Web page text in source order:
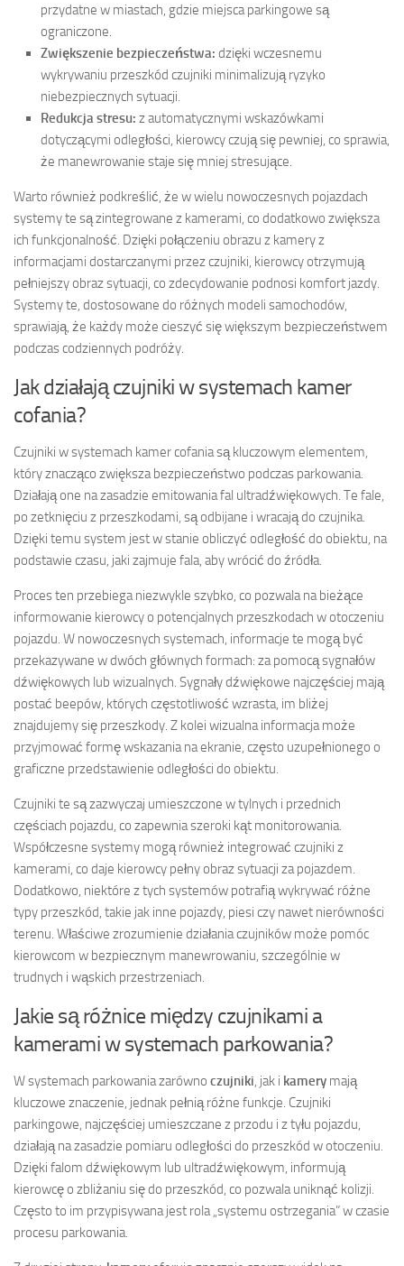
przydatne w miastach, gdzie miejsca parkingowe są
ograniczone.
Zwiększenie bezpieczeństwa: dzięki wczesnemu
wykrywaniu przeszkód czujniki minimalizują ryzyko
niebezpiecznych sytuacji.
Redukcja stresu: z automatycznymi wskazówkami
dotyczącymi odległości, kierowcy czują się pewniej, co sprawia,
że manewrowanie staje się mniej stresujące.
Warto również podkreślić, że w wielu nowoczesnych pojazdach
systemy te są zintegrowane z kamerami, co dodatkowo zwiększa
ich funkcjonalność. Dzięki połączeniu obrazu z kamery z
informacjami dostarczanymi przez czujniki, kierowcy otrzymują
pełniejszy obraz sytuacji, co zdecydowanie podnosi komfort jazdy.
Systemy te, dostosowane do różnych modeli samochodów,
sprawiają, że każdy może cieszyć się większym bezpieczeństwem
podczas codziennych podróży.
Jak działają czujniki w systemach kamer
cofania?
Czujniki w systemach kamer cofania są kluczowym elementem,
który znacząco zwiększa bezpieczeństwo podczas parkowania.
Działają one na zasadzie emitowania fal ultradźwiękowych. Te fale,
po zetknięciu z przeszkodami, są odbijane i wracają do czujnika.
Dzięki temu system jest w stanie obliczyć odległość do obiektu, na
podstawie czasu, jaki zajmuje fala, aby wrócić do źródła.
Proces ten przebiega niezwykle szybko, co pozwala na bieżące
informowanie kierowcy o potencjalnych przeszkodach w otoczeniu
pojazdu. W nowoczesnych systemach, informacje te mogą być
przekazywane w dwóch głównych formach: za pomocą sygnałów
dźwiękowych lub wizualnych. Sygnały dźwiękowe najczęściej mają
postać beepów, których częstotliwość wzrasta, im bliżej
znajdujemy się przeszkody. Z kolei wizualna informacja może
przyjmować formę wskazania na ekranie, często uzupełnionego o
graficzne przedstawienie odległości do obiektu.
Czujniki te są zazwyczaj umieszczone w tylnych i przednich
częściach pojazdu, co zapewnia szeroki kąt monitorowania.
Współczesne systemy mogą również integrować czujniki z
kamerami, co daje kierowcy pełny obraz sytuacji za pojazdem.
Dodatkowo, niektóre z tych systemów potrafią wykrywać różne
typy przeszkód, takie jak inne pojazdy, piesi czy nawet nierówności
terenu. Właściwe zrozumienie działania czujników może pomóc
kierowcom w bezpiecznym manewrowaniu, szczególnie w
trudnych i wąskich przestrzeniach.
Jakie są różnice między czujnikami a
kamerami w systemach parkowania?
W systemach parkowania zarówno czujniki, jak i kamery mają
kluczowe znaczenie, jednak pełnią różne funkcje. Czujniki
parkingowe, najczęściej umieszczane z przodu i z tyłu pojazdu,
działają na zasadzie pomiaru odległości do przeszkód w otoczeniu.
Dzięki falom dźwiękowym lub ultradźwiękowym, informują
kierowcę o zbliżaniu się do przeszkód, co pozwala uniknąć kolizji.
Często to im przypisywana jest rola „systemu ostrzegania” w czasie
procesu parkowania.